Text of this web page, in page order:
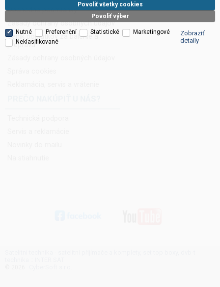
Obchodné podmienky
Zásady ochrany osobných údajov
Ceník poplatkov za balenie a
prepravu
Povoliť výber
Povoliť všetky cookies
Nutné Preferenční Statistické
Marketingové
Neklasifikované
Zobraziť
detaily